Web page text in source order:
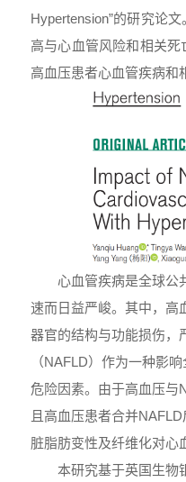
Hypertension”的研究论
高与心血管风险和相关
高血压患者心血管疾病和
心血管疾病是全球公
速而日益严峻。其中，高
器官的结构与功能损伤，
（NAFLD）作为一种影
危险因素。由于高血压与
且高血压患者合并
脏脂肪变性及纤维化对心
本研究基于英国生物